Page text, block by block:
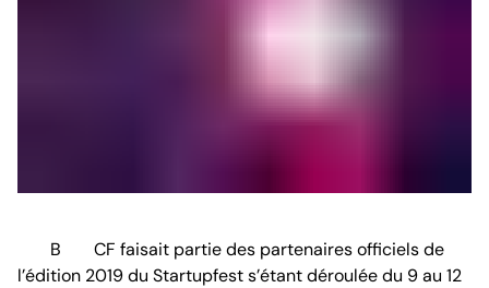
BCF faisait partie des partenaires officiels de
l’édition 2019 du Startupfest s’étant déroulée du 9 au 12